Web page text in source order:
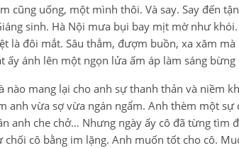
cũng uống, một mình thôi. Và say. Say đến
sinh. Hà Nội mưa bụi bay mịt mờ như
là đôi mắt. Sâu thẳm, đượm buồn, xa xăm mà
ấy ánh lên một ngọn lửa ấm áp làm sáng
nào mang lại cho anh sự thanh thản và niềm
anh vừa sợ vừa ngán ngẩm. Anh thèm một
anh che chở… Nhưng ngày ấy cô đã từng tìm
cô bằng im lặng. Anh muốn tốt cho cô.